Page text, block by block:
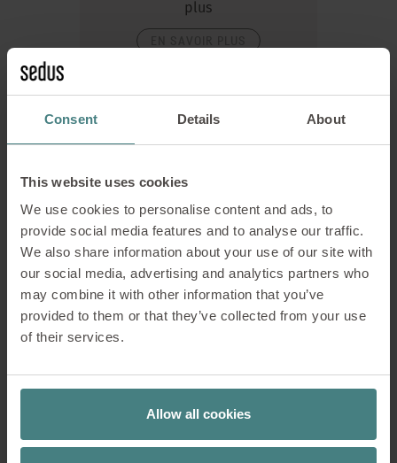
Consent Details About
This website uses cookies
We use cookies to personalise content and ads, to
provide social media features and to analyse our traffic.
We also share information about your use of our site with
our social media, advertising and analytics partners who
may combine it with other information that you’ve
provided to them or that they’ve collected from your use
of their services.
Allow all cookies
plus
se:café bar
Une gamme... au complet